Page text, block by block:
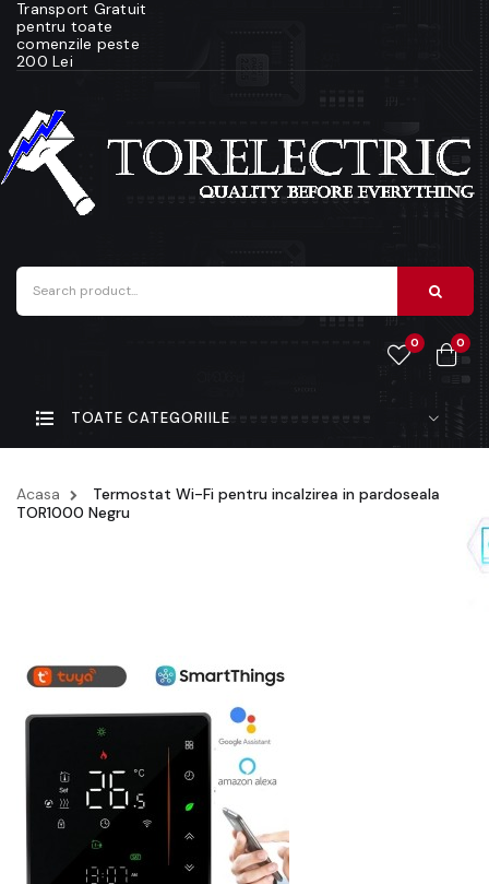
Transport Gratuit
pentru toate
comenzile peste
200 Lei
0 0
TOATE CATEGORIILE
Acasa
Termostat Wi-Fi pentru incalzirea in pardoseala
TOR1000 Negru